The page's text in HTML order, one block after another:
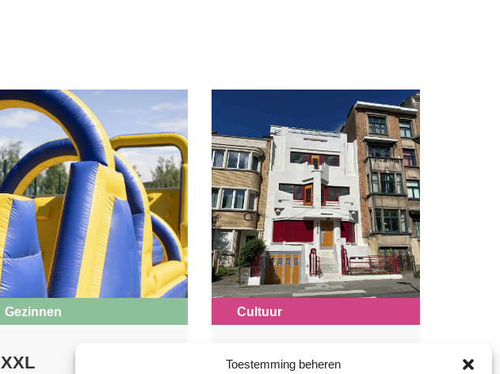
Toestemming beheren
Gezinnen
XXL
Cultuur
Geleid bezoek: